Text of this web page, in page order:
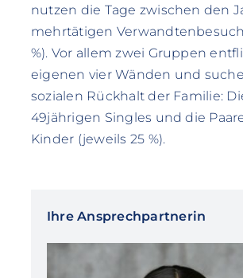
nutzen die Tage zwischen den
mehrtätigen
%). Vor allem zwei Gruppen
eigenen vier Wänden und
sozialen Rückhalt der Familie:
49jährigen Singles und die
Kinder (jeweils 25 %).
Ihre Ansprechpartnerin